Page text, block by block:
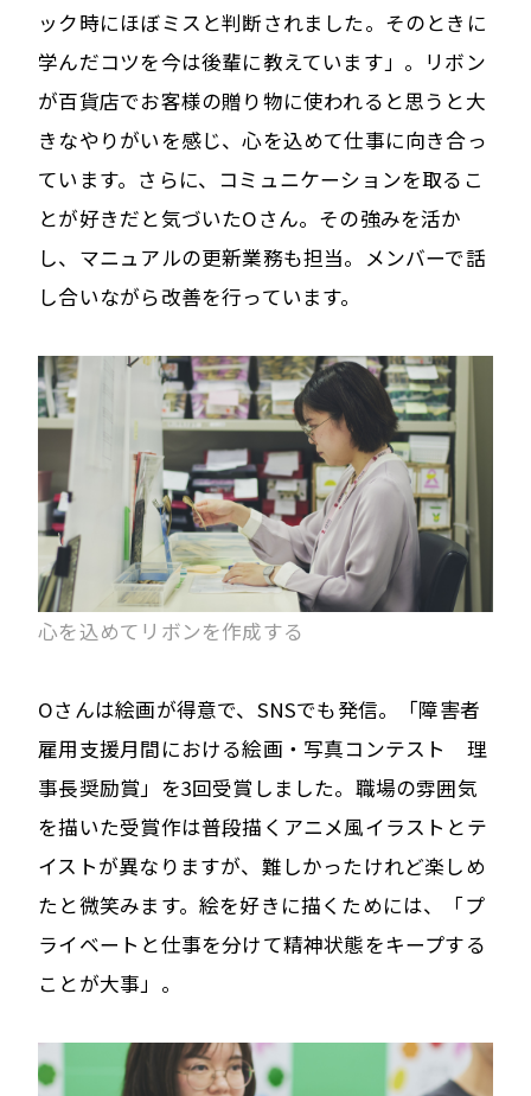
ック時にほぼミスと判断されました。そのときに
学んだコツを今は後輩に教えています」。リボン
が百貨店でお客様の贈り物に使われると思うと大
きなやりがいを感じ、心を込めて仕事に向き合っ
ています。さらに、コミュニケーションを取るこ
とが好きだと気づいたOさん。その強みを活か
し、マニュアルの更新業務も担当。メンバーで話
し合いながら改善を行っています。
心を込めてリボンを作成する
Oさんは絵画が得意で、SNSでも発信。「障害者
雇用支援月間における絵画・写真コンテスト 理
事長奨励賞」を3回受賞しました。職場の雰囲気
を描いた受賞作は普段描くアニメ風イラストとテ
イストが異なりますが、難しかったけれど楽しめ
たと微笑みます。絵を好きに描くためには、「プ
ライベートと仕事を分けて精神状態をキープする
ことが大事」。